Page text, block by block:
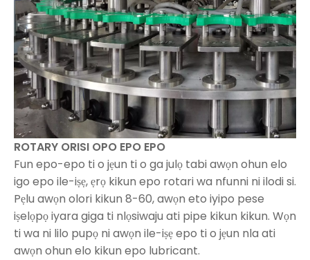
ROTARY ORISI OPO EPO EPO
Fun epo-epo ti o jẹun ti o ga julọ tabi awọn ohun elo
igo epo ile-iṣẹ, ẹrọ kikun epo rotari wa nfunni ni ilodi si.
Pẹlu awọn olori kikun 8-60, awọn eto iyipo pese
iṣelọpọ iyara giga ti nlọsiwaju ati pipe kikun kikun. Wọn
ti wa ni lilo pupọ ni awọn ile-iṣẹ epo ti o jẹun nla ati
awọn ohun elo kikun epo lubricant.